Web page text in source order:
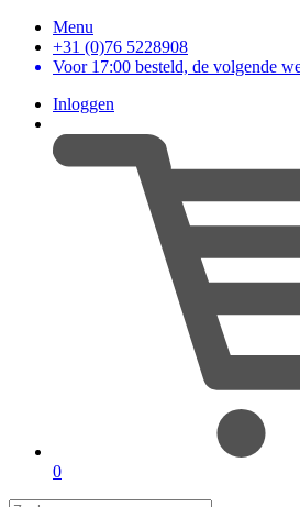
Menu
+31 (0)76 5228908
Voor 17:00 besteld, de volgende
Inloggen
0